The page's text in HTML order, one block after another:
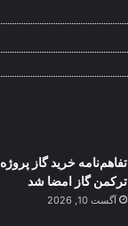
تفاهم‌نامه خرید گاز
ترکمن گاز امضا شد
آگست 10, 2026